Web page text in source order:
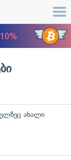
ახალი